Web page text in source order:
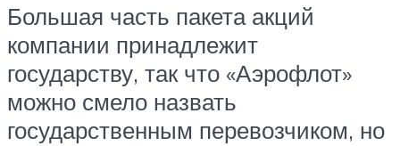
Большая часть пакета акций
компании принадлежит
государству, так что «Аэрофлот»
можно смело назвать
государственным перевозчиком, но